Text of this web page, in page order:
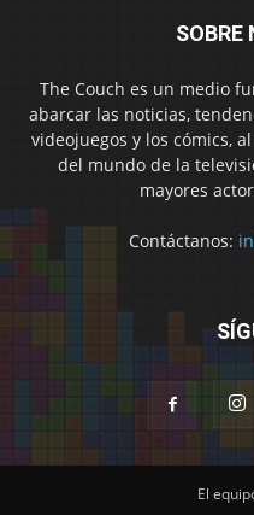
SOBRE
The Couch es un medio
abarcar las noticias,
videojuegos y los cómics,
del mundo de la
mayores
Contáctanos:
El